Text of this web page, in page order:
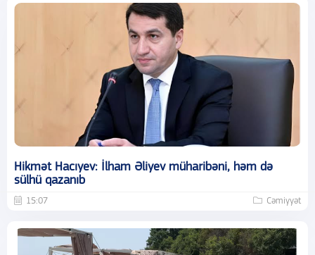
Hikmət Hacıyev: İlham Əliyev müharibəni, həm də
sülhü qazanıb
15:07 Cəmiyyət